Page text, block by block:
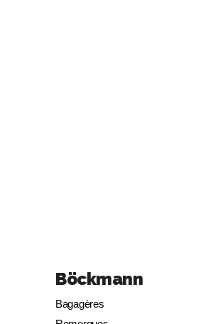
Böckmann
Bagagères